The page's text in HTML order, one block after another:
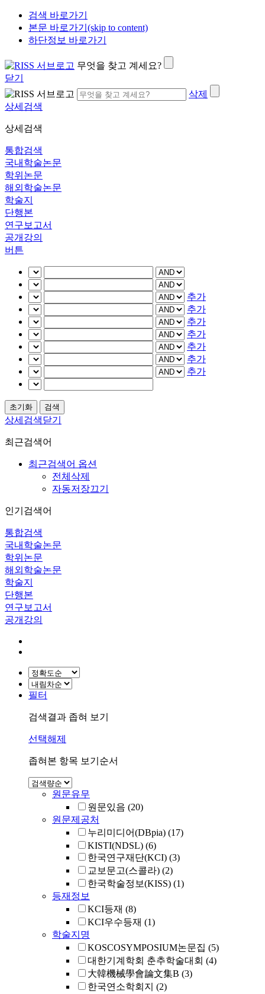
검색 바로가기
본문 바로가기(skip to content)
하단정보 바로가기
무엇을 찾고 계세요?
닫기
삭제
상세검색
상세검색
통합검색
국내학술논문
학위논문
해외학술논문
학술지
단행본
연구보고서
공개강의
버튼
추가
추가
추가
추가
추가
추가
추가
상세검색닫기
최근검색어
최근검색어 옵션
전체삭제
자동저장끄기
인기검색어
통합검색
국내학술논문
학위논문
해외학술논문
학술지
단행본
연구보고서
공개강의
필터
검색결과 좁혀 보기
선택해제
좁혀본 항목 보기순서
원문유무
원문있음 (20)
원문제공처
누리미디어(DBpia) (17)
KISTI(NDSL) (6)
한국연구재단(KCI) (3)
교보문고(스콜라) (2)
한국학술정보(KISS) (1)
등재정보
KCI등재 (8)
KCI우수등재 (1)
학술지명
KOSCOSYMPOSIUM논문집 (5)
대한기계학회 춘추학술대회 (4)
大韓機械學會論文集B (3)
한국연소학회지 (2)